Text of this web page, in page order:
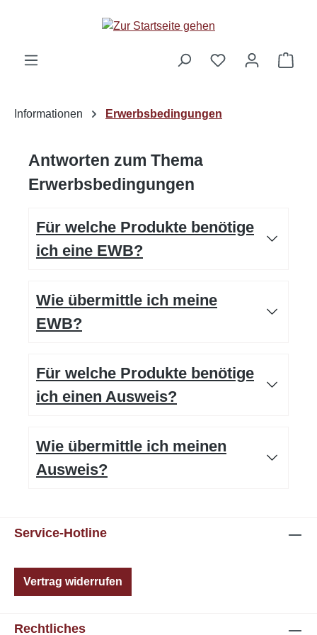
Zum Hauptinhalt springen
Informationen Erwerbsbedingungen
Antworten zum Thema
Erwerbsbedingungen
Für welche Produkte benötige
ich eine EWB?
Wie übermittle ich meine
EWB?
Für welche Produkte benötige
ich einen Ausweis?
Wie übermittle ich meinen
Ausweis?
Service-Hotline
Vertrag widerrufen
Rechtliches